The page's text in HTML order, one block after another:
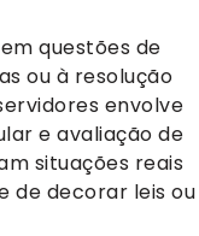
questões de
ou à resolução
envolve
e avaliação de
situações reais
de decorar leis ou